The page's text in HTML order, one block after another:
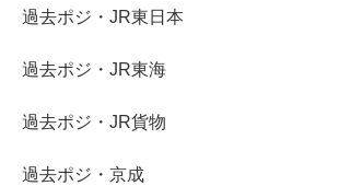
過去ポジ・JR東日本
過去ポジ・JR東海
過去ポジ・JR貨物
過去ポジ・京成